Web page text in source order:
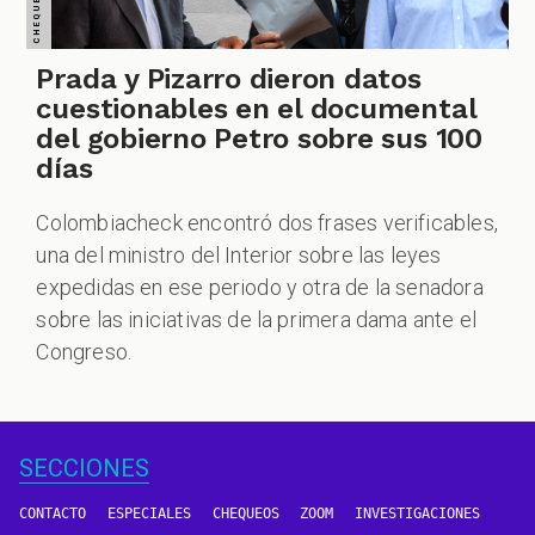
Prada y Pizarro dieron datos
cuestionables en el documental
del gobierno Petro sobre sus 100
días
Colombiacheck encontró dos frases verificables,
una del ministro del Interior sobre las leyes
expedidas en ese periodo y otra de la senadora
sobre las iniciativas de la primera dama ante el
Congreso.
SECCIONES
CONTACTO ESPECIALES CHEQUEOS ZOOM INVESTIGACIONES